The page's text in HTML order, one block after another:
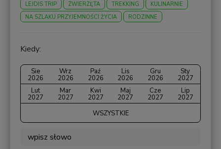
LEJDIS TRIP
ZWIERZĘTA TREKKING
KULINARNIE
NA SZLAKU PRZYJEMNOŚCI ŻYCIA
RODZINNE
Kiedy:
Sie
2026
Wrz
2026
Paź
2026
Lis
2026
Gru
2026
Sty
2027
Lut
2027
Mar
2027
Kwi
2027
Maj
2027
Cze
2027
Lip
2027
WSZYSTKIE